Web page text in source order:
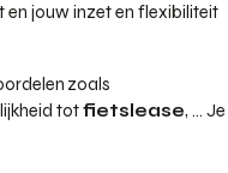
en jouw inzet en flexibiliteit
zoals
totfietslease, … Je